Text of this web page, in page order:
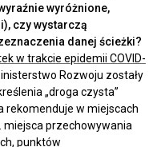
wyróżnione,
czy wystarczą
danej ścieżki?
w trakcie epidemii COVID-
Rozwoju zostały
„droga czysta”
rekomenduje w miejscach
miejsca przechowywania
punktów